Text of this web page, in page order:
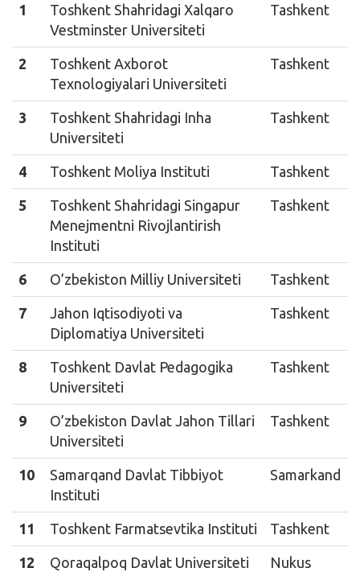
1
Toshkent Shahridagi Xalqaro
Vestminster Universiteti
Tashkent
2
Toshkent Axborot
Texnologiyalari Universiteti
Tashkent
3
Toshkent Shahridagi Inha
Universiteti
Tashkent
4 Toshkent Moliya Instituti Tashkent
5
Toshkent Shahridagi Singapur
Menejmentni Rivojlantirish
Instituti
Tashkent
6 O’zbekiston Milliy Universiteti Tashkent
7
Jahon Iqtisodiyoti va
Diplomatiya Universiteti
Tashkent
8
Toshkent Davlat Pedagogika
Universiteti
Tashkent
9
O’zbekiston Davlat Jahon Tillari
Universiteti
Tashkent
10
Samarqand Davlat Tibbiyot
Instituti
Samarkand
11 Toshkent Farmatsevtika Instituti Tashkent
12 Qoraqalpoq Davlat Universiteti Nukus